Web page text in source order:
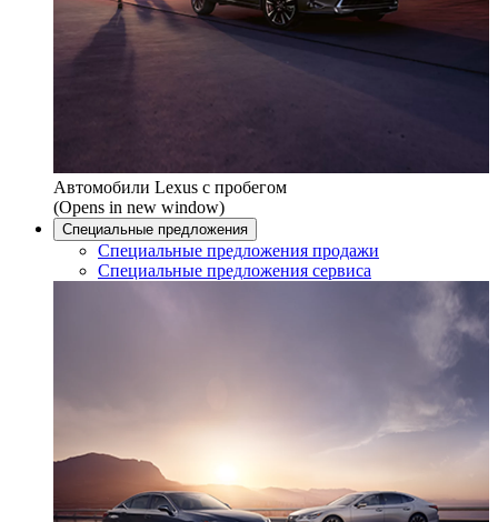
Автомобили Lexus с пробегом
(Opens in new window)
Специальные предложения
Специальные предложения продажи
Специальные предложения сервиса